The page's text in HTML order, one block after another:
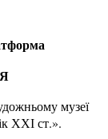
музеї
ХХІ ст.».